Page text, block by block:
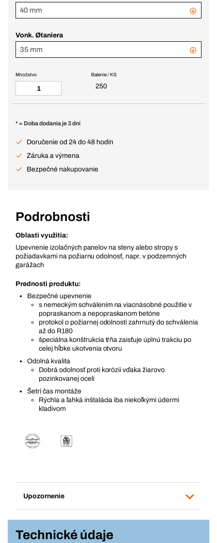
40 mm
Vonk. Øtaniera
35 mm
Balenie / KS
250
Množstvo
* = Doba dodania je 3 dní
Doručenie od 24 do 48 hodín
Záruka a výmena
Bezpečné nakupovanie
Podrobnosti
Oblasti využitia:
Upevnenie izolačných panelov na steny alebo stropy s
požiadavkami na požiarnu odolnosť, napr. v podzemných
garážach
Prednosti produktu:
Bezpečné upevnenie
s nemeckým schválením na viacnásobné použitie v
popraskanom a nepopraskanom betóne
protokol o požiarnej odolnosti zahrnutý do schválenia
až do R180
špeciálna konštrukcia tŕňa zaisťuje úplnú trakciu po
celej hĺbke ukotvenia otvoru
Odolná kvalita
Dobrá odolnosť proti korózii vďaka žiarovo
pozinkovanej oceli
Šetrí čas montáže
Rýchla a ľahká inštalácia iba niekoľkými údermi
kladivom
Upozornenie
Technické údaje